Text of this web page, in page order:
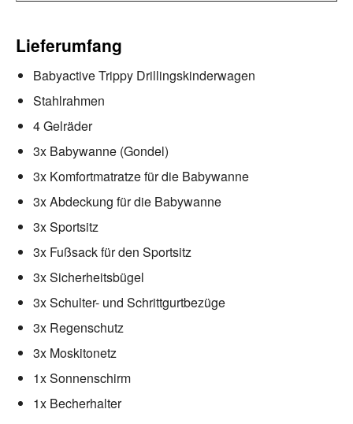
Lieferumfang
Babyactive Trippy Drillingskinderwagen
Stahlrahmen
4 Gelräder
3x Babywanne (Gondel)
3x Komfortmatratze für die Babywanne
3x Abdeckung für die Babywanne
3x Sportsitz
3x Fußsack für den Sportsitz
3x Sicherheitsbügel
3x Schulter- und Schrittgurtbezüge
3x Regenschutz
3x Moskitonetz
1x Sonnenschirm
1x Becherhalter